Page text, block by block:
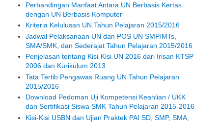
Perbandingan Manfaat Antara UN Berbasis Kertas
dengan UN Berbasis Komputer
Kriteria Kelulusan UN Tahun Pelajaran 2015/2016
Jadwal Pelaksanaan UN dan POS UN SMP/MTs,
SMA/SMK, dan Sederajat Tahun Pelajaran 2015/2016
Penjelasan tentang Kisi-Kisi UN 2016 dari Irisan KTSP
2006 dan Kurikulum 2013
Tata Tertib Pengawas Ruang UN Tahun Pelajaran
2015/2016
Download Pedoman Uji Kompetensi Keahlian / UKK
dan Sertifikasi Siswa SMK Tahun Pelajaran 2015-2016
Kisi-Kisi USBN dan Ujian Praktek PAI SD, SMP, SMA,